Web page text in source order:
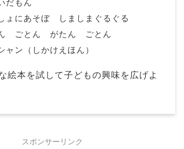
だもん
ょにあそぼ しましまぐるぐる
ごとん がたん ごとん
ャン（しかけえほん）
絵本を試して子どもの興味を広げよ
スポンサーリンク